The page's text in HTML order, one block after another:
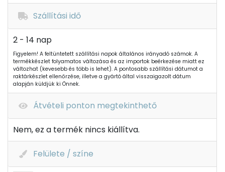
Szállítási idő
2 - 14 nap
Figyelem! A feltüntetett szállítási napok általános irányadó számok. A
termékkészlet folyamatos változása és az importok beérkezése miatt ez
változhat (kevesebb és több is lehet). A pontosabb szállítási dátumot a
raktárkészlet ellenőrzése, illetve a gyártó által visszaigazolt dátum
alapján küldjük ki Önnek.
Átvételi ponton megtekinthető
Nem, ez a termék nincs kiállítva.
Felülete / színe